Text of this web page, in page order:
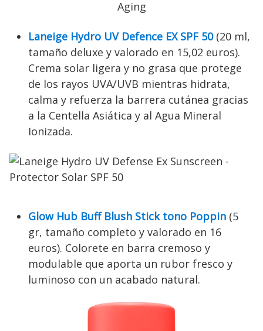
Laneige Hydro UV Defence EX SPF 50(20 ml,
tamaño deluxe y valorado en 15,02 euros).
Crema solar ligera y no grasa que protege
de los rayos UVA/UVB mientras hidrata,
calma y refuerza la barrera cutánea gracias
a la Centella Asiática y al Agua Mineral
Ionizada.
Glow Hub Buff Blush Stick tono Poppin (5
gr, tamaño completo y valorado en 16
euros). Colorete en barra cremoso y
modulable que aporta un rubor fresco y
luminoso con un acabado natural.